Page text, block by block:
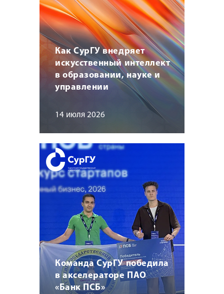
Как СурГУ внедряет
искусственный интеллект
в образовании, науке и
управлении
14 июля 2026
Команда СурГУ победила
в акселераторе ПАО
«Банк ПСБ»